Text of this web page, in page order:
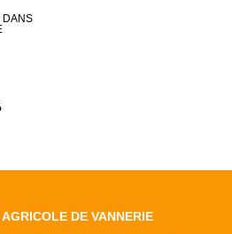
DANS
DE VANNERIE